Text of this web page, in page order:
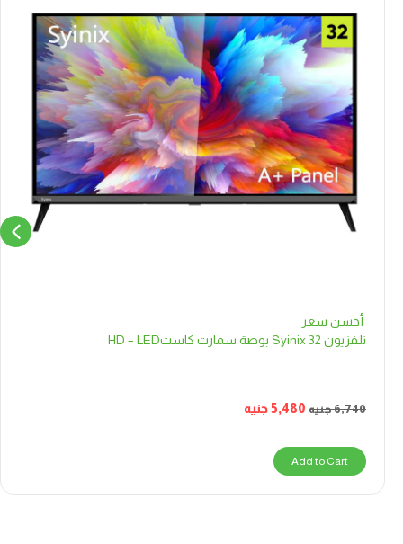
أحسن سعر
تلفزيون Syinix 32 بوصة سمارت كاستHD – LED
6,740جنيه 5,480جنيه
Add to Cart